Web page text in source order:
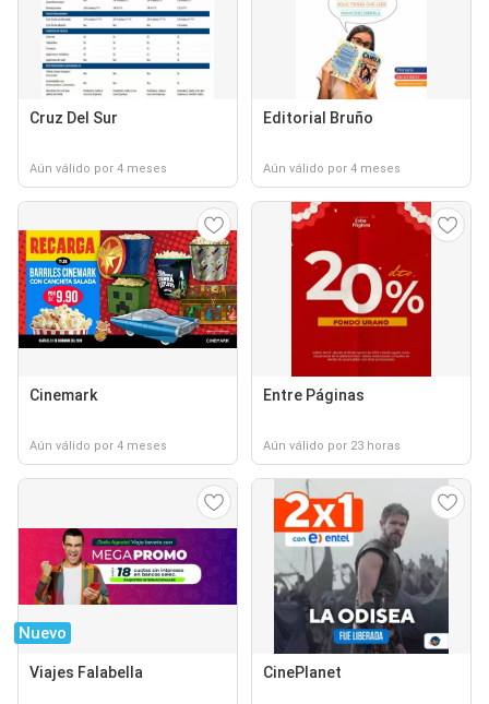
Cruz Del Sur
Aún válido por 4 meses
Editorial Bruño
Aún válido por 4 meses
Cinemark
Aún válido por 4 meses
Entre Páginas
Aún válido por 23 horas
Nuevo
Viajes Falabella CinePlanet